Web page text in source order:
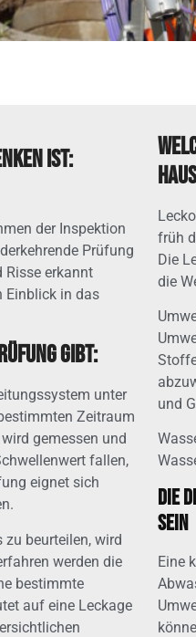
ist:
der Inspektion
Prüfung
Risse erkannt
Einblick in das
gibt:
unter
Zeitraum
gemessen und
fallen,
eignet sich
beurteilen, wird
werden die
bestimmte
auf eine Leckage
früh
Die
die
und
Die
sein
Eine